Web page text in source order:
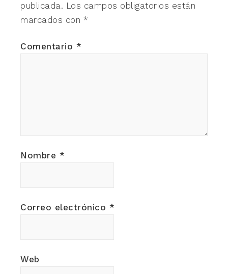
publicada. Los campos obligatorios están
marcados con *
Comentario *
Nombre *
Correo electrónico *
Web